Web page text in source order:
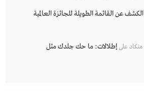
الكشف عن القائمة الطويلة للجائزة العالمية
علىإطلالات: ما حك جلدك مثل